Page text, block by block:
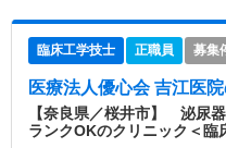
臨床工学技士 正職員 募集
医療法人優心会 吉江医院
【奈良県／桜井市】 泌尿
ランクOKのクリニック＜臨